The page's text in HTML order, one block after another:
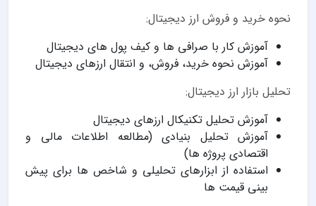
نحوه خرید و فروش ارز دیجیتال:
آموزش کار با صرافی ها و کیف پول های دیجیتال
آموزش نحوه خرید، فروش، و انتقال ارزهای دیجیتال
تحلیل بازار ارز دیجیتال:
آموزش تحلیل تکنیکال ارزهای دیجیتال
آموزش تحلیل بنیادی (مطالعه اطلاعات مالی و
اقتصادی پروژه ها)
استفاده از ابزارهای تحلیلی و شاخص ها برای پیش
بینی قیمت ها